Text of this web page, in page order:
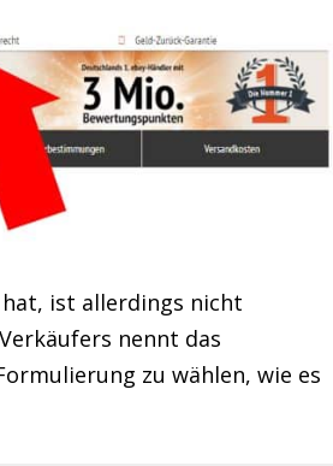
ist allerdings nicht
nennt das
zu wählen, wie es